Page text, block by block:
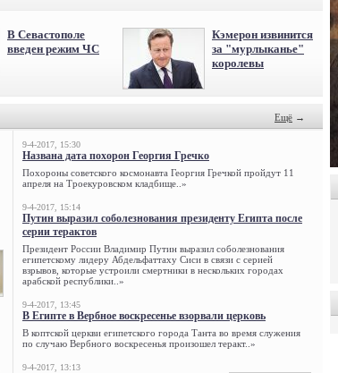
В Севастополе
введен режим ЧС
Кэмерон извинится
за "мурлыканье"
королевы
Ещё →
9-4-2017, 15:30
Названа дата похорон Георгия Гречко
Похороны советского космонавта Георгия Гречкой пройдут 11
апреля на Троекуровском кладбище..»
9-4-2017, 15:14
Путин выразил соболезнования президенту Египта после
серии терактов
Президент России Владимир Путин выразил соболезнования
египетскому лидеру Абдельфаттаху Сиси в связи с серией
взрывов, которые устроили смертники в нескольких городах
арабской республики..»
9-4-2017, 13:45
В Египте в Вербное воскресенье взорвали церковь
В коптской церкви египетского города Танта во время служения
по случаю Вербного воскресенья произошел теракт..»
9-4-2017, 13:13